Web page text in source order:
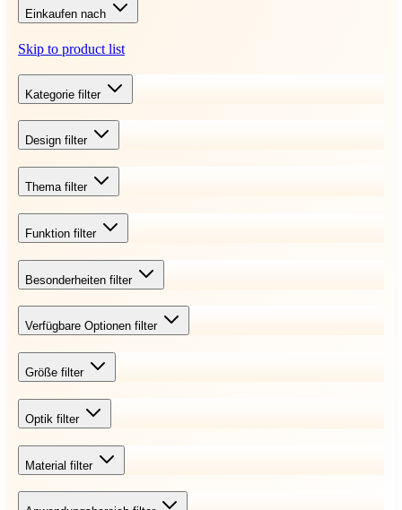
Einkaufen nach
Skip to product list
Kategorie filter
Design filter
Thema filter
Funktion filter
Besonderheiten filter
Verfügbare Optionen filter
Größe filter
Optik filter
Material filter